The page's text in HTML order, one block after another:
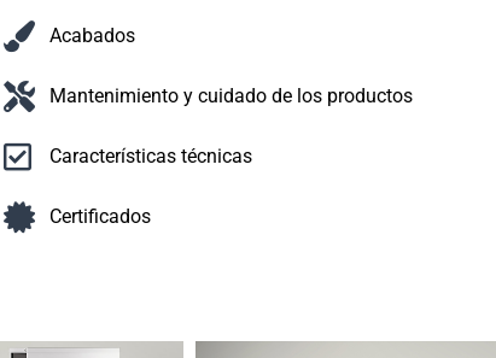
Acabados
Mantenimiento y cuidado de los productos
Características técnicas
Certificados